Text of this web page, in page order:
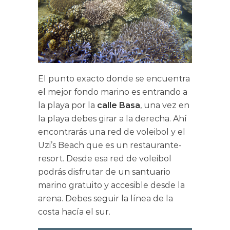
El punto exacto donde se encuentra
el mejor fondo marino es entrando a
la playa por la calle Basa, una vez en
la playa debes girar a la derecha. Ahí
encontrarás una red de voleibol y el
Uzi’s Beach que es un restaurante-
resort. Desde esa red de voleibol
podrás disfrutar de un santuario
marino gratuito y accesible desde la
arena. Debes seguir la línea de la
costa hacía el sur.